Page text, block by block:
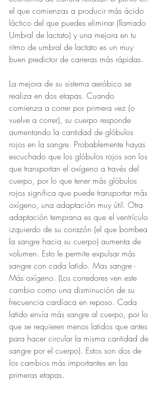
el que comienzas a producir más ácido
láctico del que puedes eliminar (llamado
Umbral de lactato) y una mejora en tu
ritmo de umbral de lactato es un muy
buen predictor de carreras más rápidas.
La mejora de su sistema aeróbico se
realiza en dos etapas. Cuando
comienza a correr por primera vez (o
vuelve a correr), su cuerpo responde
aumentando la cantidad de glóbulos
rojos en la sangre. Probablemente hayas
escuchado que los glóbulos rojos son los
que transportan el oxígeno a través del
cuerpo, por lo que tener más glóbulos
rojos significa que puede transportar más
oxígeno, una adaptación muy útil. Otra
adaptación temprana es que el ventrículo
izquierdo de su corazón (el que bombea
la sangre hacia su cuerpo) aumenta de
volumen. Esto le permite expulsar más
sangre con cada latido. Mas sangre -
Más oxígeno. (Los corredores ven este
cambio como una disminución de su
frecuencia cardíaca en reposo. Cada
latido envía más sangre al cuerpo, por lo
que se requieren menos latidos que antes
para hacer circular la misma cantidad de
sangre por el cuerpo). Estos son dos de
los cambios más importantes en las
primeras etapas.